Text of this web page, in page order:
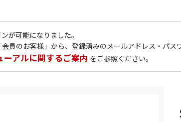
が可能になりました。
のお客様」から、登録済みのメールアドレス・パス
ーアルに関するご案内 をご参照ください。